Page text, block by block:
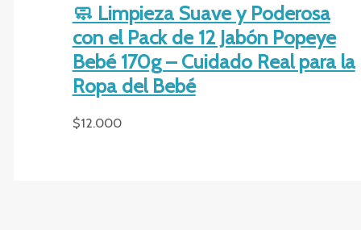
🧼 Limpieza Suave y Poderosa
con el Pack de 12 Jabón Popeye
Bebé 170g – Cuidado Real para la
Ropa del Bebé
$12.000